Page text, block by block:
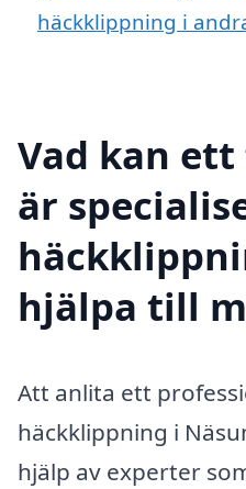
häckklippning i
Vad kan
är
hjälpa till
Att anlita ett
häckklippning i
hjälp av experter